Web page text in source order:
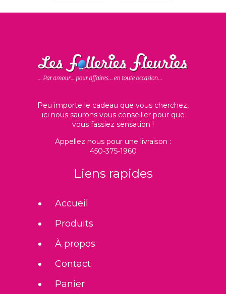
Peu importe le cadeau que vous cherchez,
ici nous saurons vous conseiller pour que
vous fassiez sensation !
Appellez nous pour une livraison :
450-375-1960
Liens rapides
Accueil
Produits
À propos
Contact
Panier